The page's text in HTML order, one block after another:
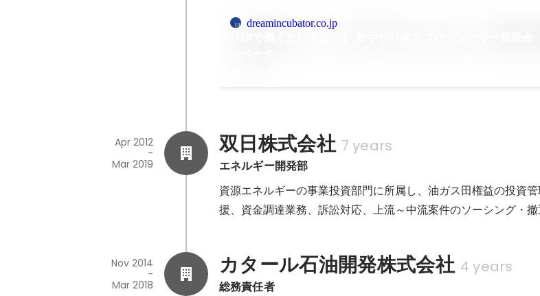
dreamincubator.co.jp
双日株式会社 7 years
エネルギー開発部
Apr 2012
-
Mar 2019
資源エネルギーの事業投資部門に所属し、油ガス⽥権益の投資
援、資⾦調達業務、訴訟対応、上流～中流案件のソーシング・
カタール石油開発株式会社 4 years
総務責任者
Nov 2014
-
Mar 2018